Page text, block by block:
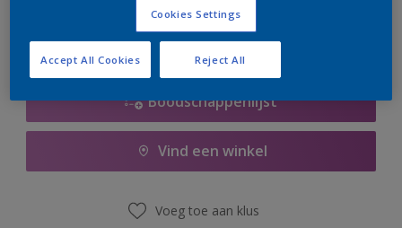
Boodschappenlijst
Vind een winkel
Voeg toe aan klus
Cookies Settings
Reject All
Accept All Cookies